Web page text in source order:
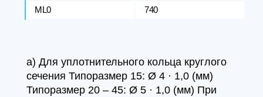
ML0
740
а) Для уплотнительного кольца круглого
сечения Типоразмер 15: Ø 4 · 1,0 (мм)
Типоразмер 20 – 45: Ø 5 · 1,0 (мм) При